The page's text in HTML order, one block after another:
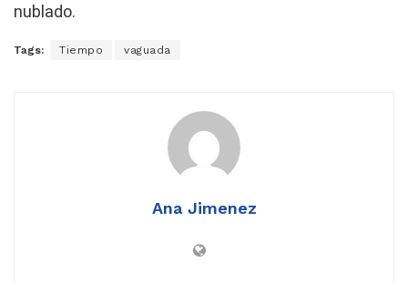
nublado.
Tags: Tiempo vaguada
Ana Jimenez